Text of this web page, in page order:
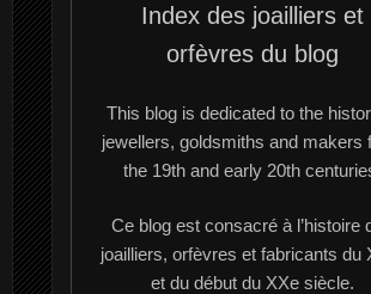
Index des joailliers et
orfèvres du blog
This blog is dedicated to the
jewellers, goldsmiths and makers
the 19th and early 20th
Ce blog est consacré à l’histoire
joailliers, orfèvres et fabricants du
et du début du XXe siècle.